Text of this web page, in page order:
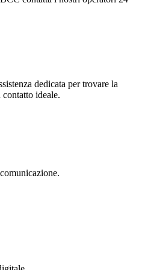
dedicata per trovare la
ideale.